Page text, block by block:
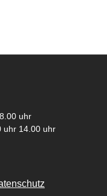
uhr
uhr 14.00 uhr